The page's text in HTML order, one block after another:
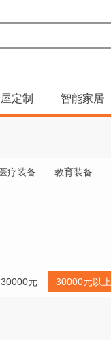
定制 智能家居
医疗装备 教育装备
元 30000元以上